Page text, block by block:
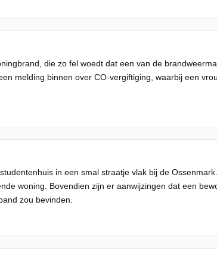
die zo fel woedt dat een van de
melding binnen over CO-vergiftiging, waarbij een
in een smal straatje vlak bij de
woning. Bovendien zijn er aanwijzingen dat een
zou bevinden.